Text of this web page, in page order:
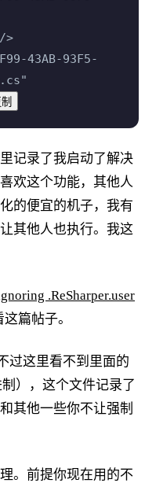
>
记录了我启动了解决
欢这个功能，其他人
的便宜的机子，我有
其他人也执行。我这
.ReSharper.user
篇帖子。
过这里看不到里面的
），这个文件记录了
其他一些你不让强制
。前提你现在用的不